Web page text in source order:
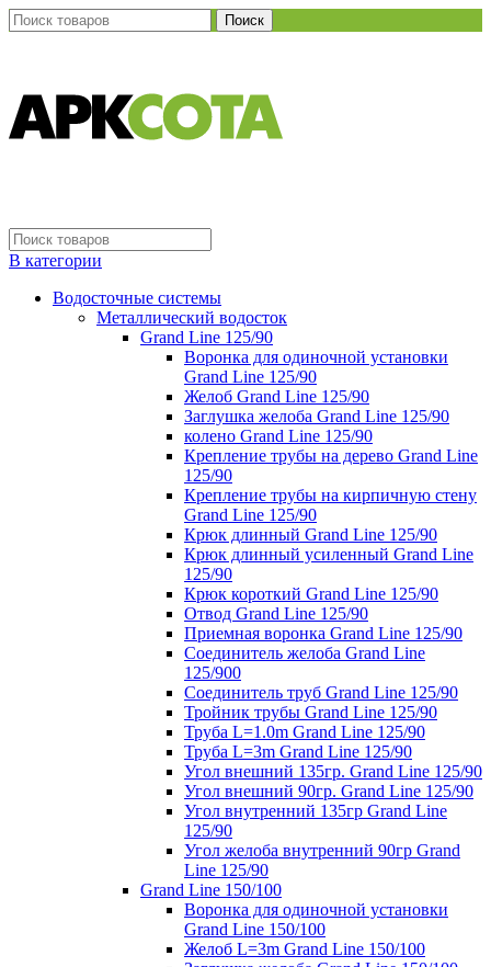
Поиск
В категории
Водосточные системы
Металлический водосток
Grand Line 125/90
Воронка для одиночной установки
Grand Line 125/90
Желоб Grand Line 125/90
Заглушка желоба Grand Line 125/90
колено Grand Line 125/90
Крепление трубы на дерево Grand Line
125/90
Крепление трубы на кирпичную стену
Grand Line 125/90
Крюк длинный Grand Line 125/90
Крюк длинный усиленный Grand Line
125/90
Крюк короткий Grand Line 125/90
Отвод Grand Line 125/90
Приемная воронка Grand Line 125/90
Соединитель желоба Grand Line
125/900
Соединитель труб Grand Line 125/90
Тройник трубы Grand Line 125/90
Труба L=1.0m Grand Line 125/90
Труба L=3m Grand Line 125/90
Угол внешний 135гр. Grand Line 125/90
Угол внешний 90гр. Grand Line 125/90
Угол внутренний 135гр Grand Line
125/90
Угол желоба внутренний 90гр Grand
Line 125/90
Grand Line 150/100
Воронка для одиночной установки
Grand Line 150/100
Желоб L=3m Grand Line 150/100